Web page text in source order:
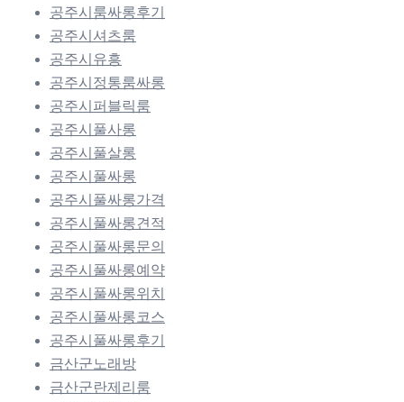
공주시룸싸롱후기
공주시셔츠룸
공주시유흥
공주시정통룸싸롱
공주시퍼블릭룸
공주시풀사롱
공주시풀살롱
공주시풀싸롱
공주시풀싸롱가격
공주시풀싸롱견적
공주시풀싸롱문의
공주시풀싸롱예약
공주시풀싸롱위치
공주시풀싸롱코스
공주시풀싸롱후기
금산군노래방
금산군란제리룸